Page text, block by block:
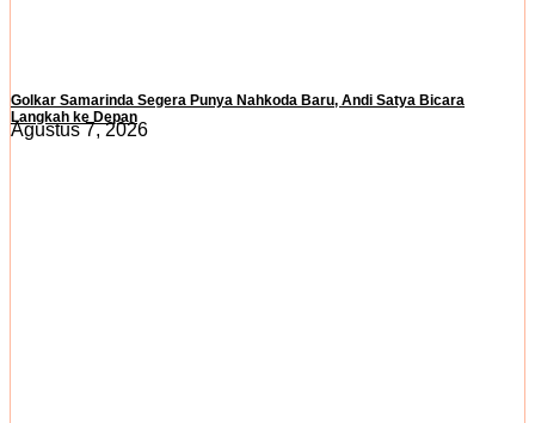
Golkar Samarinda Segera Punya Nahkoda Baru, Andi Satya Bicara
Langkah ke Depan
Agustus 7, 2026